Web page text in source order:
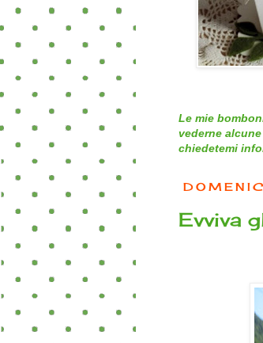
Le mie
vederne
chiedetemi
Evviva